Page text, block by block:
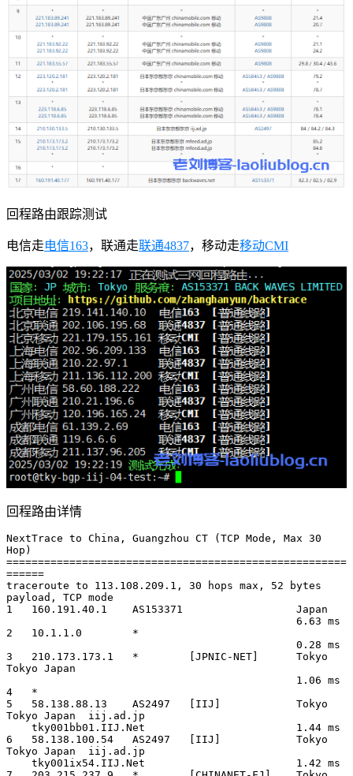
回程路由跟踪测试
电信走电信163，联通走联通4837，移动走移动CMI
回程路由详情
NextTrace to China, Guangzhou CT (TCP Mode, Max 30
Hop)
======================================================
======
traceroute to 113.108.209.1, 30 hops max, 52 bytes
payload, TCP mode
1   160.191.40.1    AS153371                  Japan
2   10.1.1.0        *
3   210.173.173.1   *        [JPNIC-NET]      Tokyo
Tokyo Japan
4   *
5   58.138.88.13    AS2497   [IIJ]            Tokyo
Tokyo Japan  iij.ad.jp
6   58.138.100.54   AS2497   [IIJ]            Tokyo
Tokyo Japan  iij.ad.jp